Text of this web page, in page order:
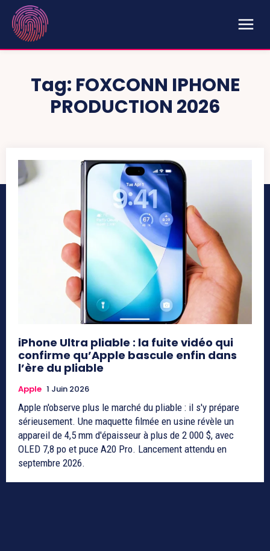
Tag: FOXCONN IPHONE
PRODUCTION 2026
iPhone Ultra pliable : la fuite vidéo qui
confirme qu’Apple bascule enfin dans
l’ère du pliable
Apple 1 Juin 2026
Apple n'observe plus le marché du pliable : il s'y prépare
sérieusement. Une maquette filmée en usine révèle un
appareil de 4,5 mm d'épaisseur à plus de 2 000 $, avec
OLED 7,8 po et puce A20 Pro. Lancement attendu en
septembre 2026.